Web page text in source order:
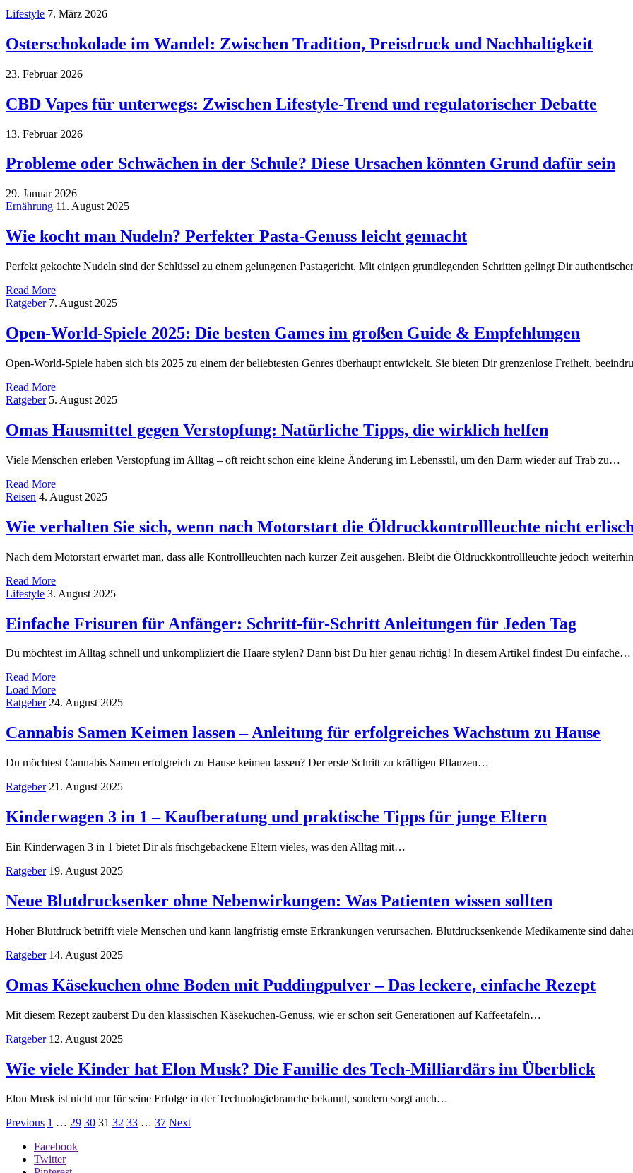
Lifestyle 7. März 2026
Osterschokolade im Wandel: Zwischen Tradition, Preisdruck und Nachhaltigkeit
23. Februar 2026
CBD Vapes für unterwegs: Zwischen Lifestyle-Trend und regulatorischer Debatte
13. Februar 2026
Probleme oder Schwächen in der Schule? Diese Ursachen könnten Grund dafür sein
29. Januar 2026
Ernährung 11. August 2025
Wie kocht man Nudeln? Perfekter Pasta-Genuss leicht gemacht
Perfekt gekochte Nudeln sind der Schlüssel zu einem gelungenen Pastagericht. Mit einigen grundlegenden Schritten gelingt Dir
Read More
Ratgeber 7. August 2025
Open-World-Spiele 2025: Die besten Games im großen Guide & Empfehlungen
Open-World-Spiele haben sich bis 2025 zu einem der beliebtesten Genres überhaupt entwickelt. Sie bieten Dir grenzenlose Freiheit,
Read More
Ratgeber 5. August 2025
Omas Hausmittel gegen Verstopfung: Natürliche Tipps, die wirklich helfen
Viele Menschen erleben Verstopfung im Alltag – oft reicht schon eine kleine Änderung im Lebensstil, um den Darm wieder auf Trab zu…
Read More
Reisen 4. August 2025
Wie verhalten Sie sich, wenn nach Motorstart die Öldruckkontrollleuchte nicht
Nach dem Motorstart erwartet man, dass alle Kontrollleuchten nach kurzer Zeit ausgehen. Bleibt die Öldruckkontrollleuchte jedoch
Read More
Lifestyle 3. August 2025
Einfache Frisuren für Anfänger: Schritt-für-Schritt Anleitungen für Jeden Tag
Du möchtest im Alltag schnell und unkompliziert die Haare stylen? Dann bist Du hier genau richtig! In diesem Artikel findest Du einfache…
Read More
Load More
Ratgeber 24. August 2025
Cannabis Samen Keimen lassen – Anleitung für erfolgreiches Wachstum zu Hause
Du möchtest Cannabis Samen erfolgreich zu Hause keimen lassen? Der erste Schritt zu kräftigen Pflanzen…
Ratgeber 21. August 2025
Kinderwagen 3 in 1 – Kaufberatung und praktische Tipps für junge Eltern
Ein Kinderwagen 3 in 1 bietet Dir als frischgebackene Eltern vieles, was den Alltag mit…
Ratgeber 19. August 2025
Neue Blutdrucksenker ohne Nebenwirkungen: Was Patienten wissen sollten
Hoher Blutdruck betrifft viele Menschen und kann langfristig ernste Erkrankungen verursachen. Blutdrucksenkende Medikamente sind
Ratgeber 14. August 2025
Omas Käsekuchen ohne Boden mit Puddingpulver – Das leckere, einfache Rezept
Mit diesem Rezept zauberst Du den klassischen Käsekuchen-Genuss, wie er schon seit Generationen auf Kaffeetafeln…
Ratgeber 12. August 2025
Wie viele Kinder hat Elon Musk? Die Familie des Tech-Milliardärs im Überblick
Elon Musk ist nicht nur für seine Erfolge in der Technologiebranche bekannt, sondern sorgt auch…
Previous 1 … 29 30 31 32 33 … 37 Next
Facebook
Twitter